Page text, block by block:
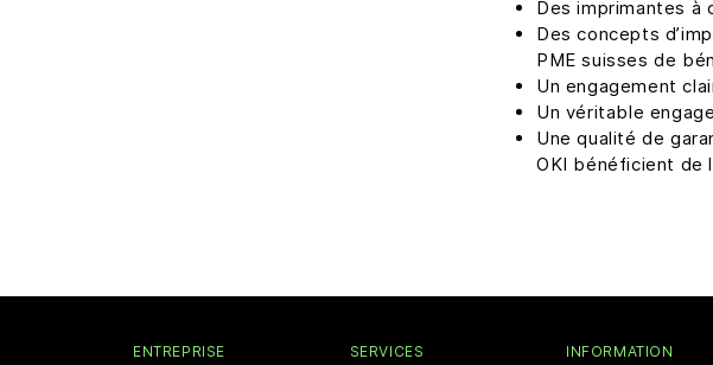
Des imprimantes à
Des concepts
PME suisses de
Un engagement
Un véritable
Une qualité de
OKI bénéficient de
ENTREPRISE SERVICES INFORMATION